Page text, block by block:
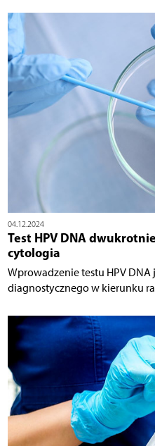
04.12.2024
Test HPV DNA
cytologia
Wprowadzenie testu HPV
diagnostycznego w kierunku